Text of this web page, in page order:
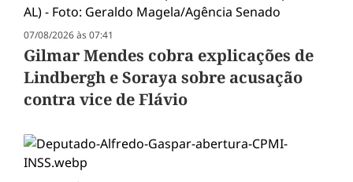
07/08/2026 às 07:41
Gilmar Mendes cobra explicações de
Lindbergh e Soraya sobre acusação
contra vice de Flávio